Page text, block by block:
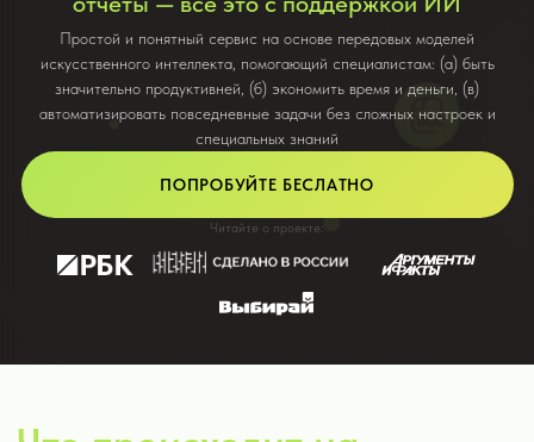
Что происходит на
рынке трудаИвановской
области в этом году и
как это связано с ИИ?
Топ-5 наиболее востребованных офисных
области в 2025 году